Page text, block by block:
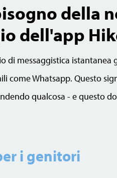
della
dell'app
di messaggistica
come Whatsapp. Questo
qualcosa - e questo
i genitori